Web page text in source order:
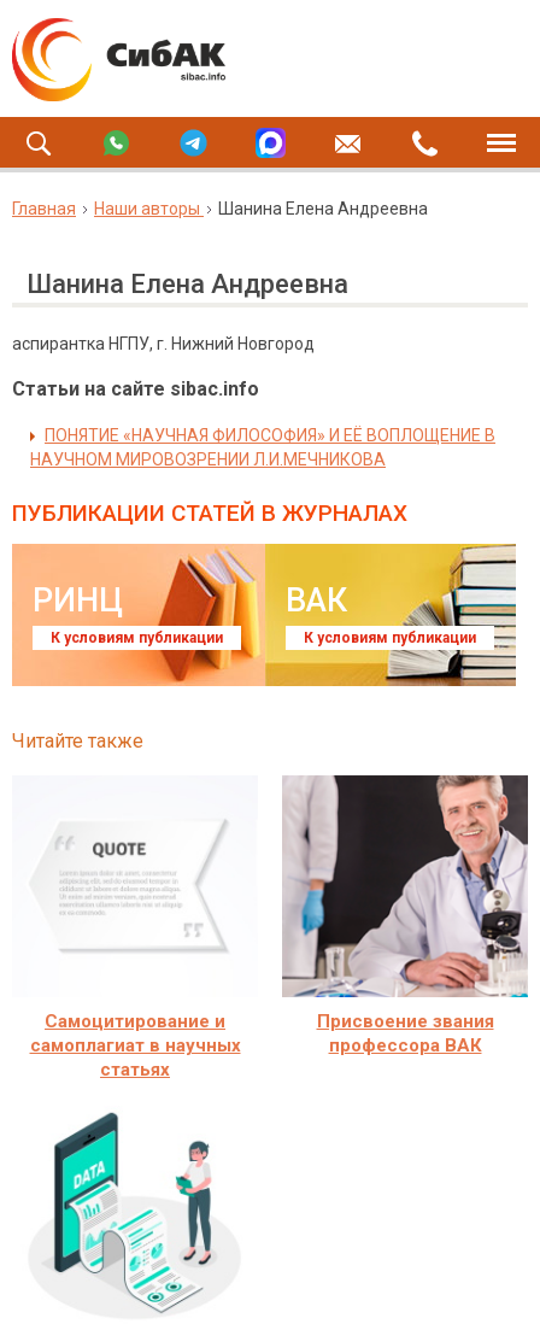
Главная Наши авторы Шанина Елена Андреевна
Шанина Елена Андреевна
аспирантка НГПУ, г. Нижний Новгород
Статьи на сайте sibac.info
ПОНЯТИЕ «НАУЧНАЯ ФИЛОСОФИЯ» И ЕЁ ВОПЛОЩЕНИЕ В
НАУЧНОМ МИРОВОЗРЕНИИ Л.И.МЕЧНИКОВА
ПУБЛИКАЦИИ СТАТЕЙ В ЖУРНАЛАХ
РИНЦ
К условиям публикации
ВАК
К условиям публикации
Читайте также
Самоцитирование и
самоплагиат в научных
статьях
Присвоение звания
профессора ВАК